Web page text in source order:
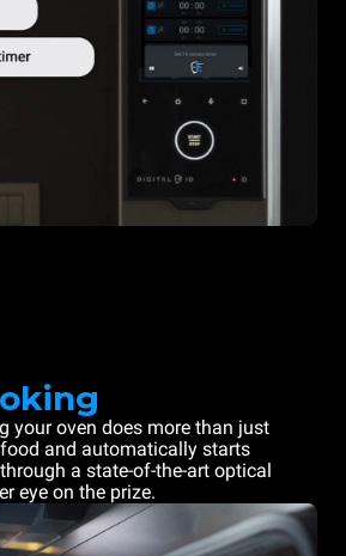
your oven does more than just
and automatically starts
a state-of-the-art optical
eye on the prize.